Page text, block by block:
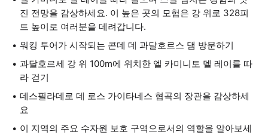
진 전망을 감상하세요. 이 높은 곳의 모험은 강 위로 328피
트 높이로 여러분을 데려갑니다.
워킹 투어가 시작되는 콘데 데 과달호르스 댐 방문하기
과달호르세 강 위 100m에 위치한 엘 카미니토 델 레이를 따
라 걷기
데스필라데로 데 로스 가이타네스 협곡의 장관을 감상하세
요
이 지역의 주요 수자원 보호 구역으로서의 역할을 알아보세